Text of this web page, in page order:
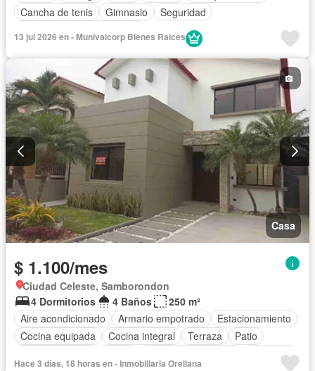
Cancha de tenis
Gimnasio
Seguridad
13 jul 2026 en - Munivalcorp Bienes Raices
Casa
$ 1.100/mes
Ciudad Celeste, Samborondon
4 Dormitorios
4 Baños
250 m²
Aire acondicionado
Armario empotrado
Estacionamiento
Cocina equipada
Cocina integral Terraza
Patio
Gimnasio
Hace 3 días, 18 horas en - Inmobiliaria Orellana